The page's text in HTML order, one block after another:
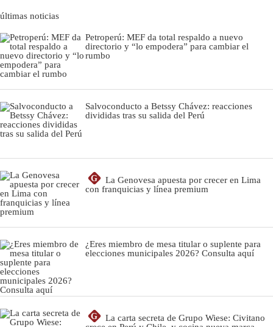
últimas noticias
Petroperú: MEF da total respaldo a nuevo
directorio y “lo empodera” para cambiar el
rumbo
Salvoconducto a Betssy Chávez: reacciones
divididas tras su salida del Perú
G
La Genovesa apuesta por crecer en Lima
con franquicias y línea premium
¿Eres miembro de mesa titular o suplente para
elecciones municipales 2026? Consulta aquí
G
La carta secreta de Grupo Wiese: Civitano